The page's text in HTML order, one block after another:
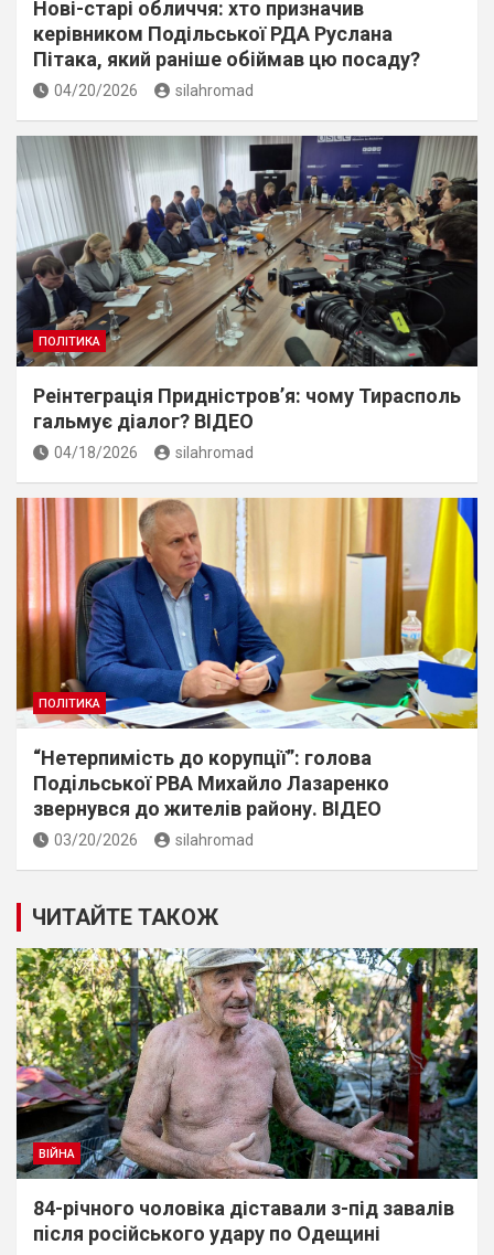
Нові-старі обличчя: хто призначив
керівником Подільської РДА Руслана
Пітака, який раніше обіймав цю посаду?
04/20/2026 silahromad
ПОЛІТИКА
Реінтеграція Придністров’я: чому Тирасполь
гальмує діалог? ВІДЕО
04/18/2026 silahromad
ПОЛІТИКА
“Нетерпимiсть до корупцiї”: голова
Подiльської РВА Михайло Лазаренко
звернувся до жителiв району. ВIДЕО
03/20/2026 silahromad
ЧИТАЙТЕ ТАКОЖ
ВІЙНА
84-річного чоловіка діставали з-під завалів
пiсля росiйського удару по Одещині